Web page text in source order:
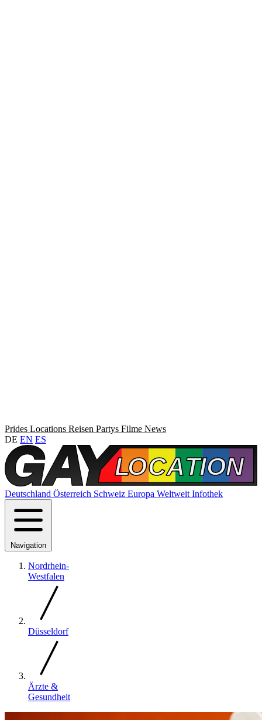
Prides Locations Reisen Partys Filme News
DE EN ES
Deutschland Österreich Schweiz Europa Weltweit Infothek
Navigation
Nordrhein-
Westfalen
Düsseldorf
Ärzte &
Gesundheit